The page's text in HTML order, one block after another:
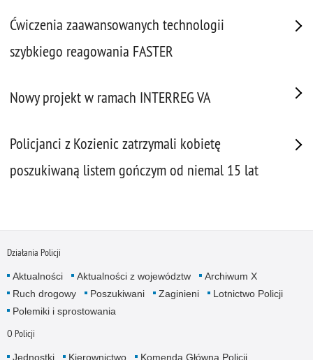
Ćwiczenia zaawansowanych technologii
szybkiego reagowania FASTER
Nowy projekt w ramach INTERREG VA
Policjanci z Kozienic zatrzymali kobietę
poszukiwaną listem gończym od niemal 15 lat
Działania Policji
Aktualności Aktualności z województw
Archiwum X
Ruch drogowy
Poszukiwani Zaginieni
Lotnictwo Policji
Polemiki i sprostowania
O Policji
Jednostki Kierownictwo
Komenda Główna Policji